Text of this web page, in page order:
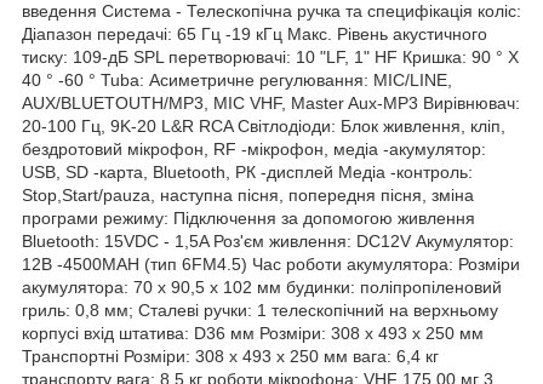
введення Система - Телескопічна ручка та специфікація коліс:
Діапазон передачі: 65 Гц -19 кГц Макс. Рівень акустичного
тиску: 109-дБ SPL перетворювачі: 10 "LF, 1" HF Кришка: 90 ° X
40 ° -60 ° Tuba: Асиметричне регулювання: MIC/LINE,
AUX/BLUETOUTH/MP3, MIC VHF, Master Aux-MP3 Вирівнювач:
20-100 Гц, 9K-20 L&R RCA Світлодіоди: Блок живлення, кліп,
бездротовий мікрофон, RF -мікрофон, медіа -акумулятор:
USB, SD -карта, Bluetooth, РК -дисплей Медіа -контроль:
Stop,Start/pauza, наступна пісня, попередня пісня, зміна
програми режиму: Підключення за допомогою живлення
Bluetooth: 15VDC - 1,5A Роз'єм живлення: DC12V Акумулятор:
12В -4500MAH (тип 6FM4.5) Час роботи акумулятора: Розміри
акумулятора: 70 х 90,5 х 102 мм будинки: поліпропіленовий
гриль: 0,8 мм; Сталеві ручки: 1 телескопічний на верхньому
корпусі вхід штатива: D36 мм Розміри: 308 x 493 x 250 мм
Транспортні Розміри: 308 x 493 x 250 мм вага: 6,4 кг
транспорту вага: 8,5 кг роботи мікрофона: VHF 175,00 мг 3